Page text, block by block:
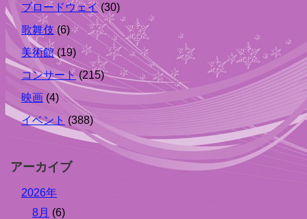
ブロードウェイ(30)
歌舞伎(6)
美術館(19)
コンサート(215)
映画 (4)
イベント (388)
アーカイブ
2026年
8月 (6)